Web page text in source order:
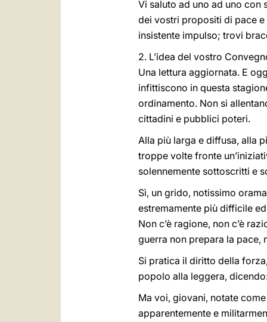
Vi saluto ad uno ad uno
dei vostri propositi di pace
insistente impulso; trovi
2. L’idea del vostro
Una lettura aggiornata. E
infittiscono in questa
ordinamento. Non si
cittadini e pubblici poteri.
Alla più larga e diffusa, alla
troppe volte fronte
solennemente sottoscritti e
Sì, un grido, notissimo
estremamente più difficile
Non c’è ragione, non c’è
guerra non prepara la pace,
Si pratica il diritto della
popolo alla leggera,
Ma voi, giovani, notate
apparentemente e